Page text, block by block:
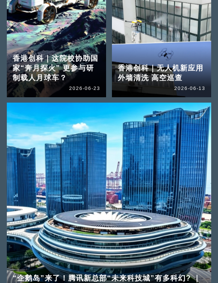
香港创科｜这院校协助国
家“奔月探火” 更参与研
制载人月球车？
2026-06-23
“企鹅岛”来了！腾讯新总部“未来科技城”有多科幻? ｜
香港创科｜无人机新应用
外墙清洗 高空巡查
2026-06-13